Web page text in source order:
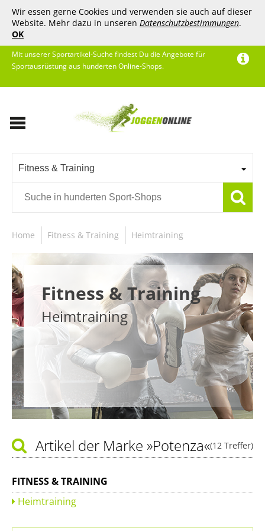
Wir essen gerne Cookies und verwenden sie auch auf dieser
Website. Mehr dazu in unseren Datenschutzbestimmungen.
OK
Mit unserer Sportartikel-Suche findest Du die Angebote für
Sportausrüstung aus hunderten Online-Shops.
Fitness & Training
Home Fitness & Training Heimtraining
Fitness & Training
Heimtraining
(12 Treffer)
Artikel der Marke »Potenza«
FITNESS & TRAINING
Heimtraining